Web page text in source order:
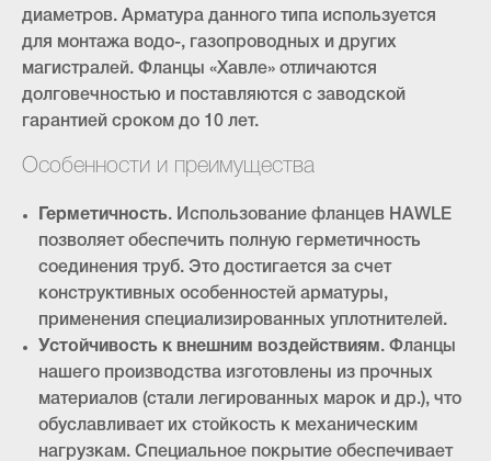
диаметров. Арматура данного типа используется
для монтажа водо-, газопроводных и других
магистралей. Фланцы «Хавле» отличаются
долговечностью и поставляются с заводской
гарантией сроком до 10 лет.
Особенности и преимущества
Герметичность. Использование фланцев HAWLE
позволяет обеспечить полную герметичность
соединения труб. Это достигается за счет
конструктивных особенностей арматуры,
применения специализированных уплотнителей.
Устойчивость к внешним воздействиям. Фланцы
нашего производства изготовлены из прочных
материалов (стали легированных марок и др.), что
обуславливает их стойкость к механическим
нагрузкам. Специальное покрытие обеспечивает